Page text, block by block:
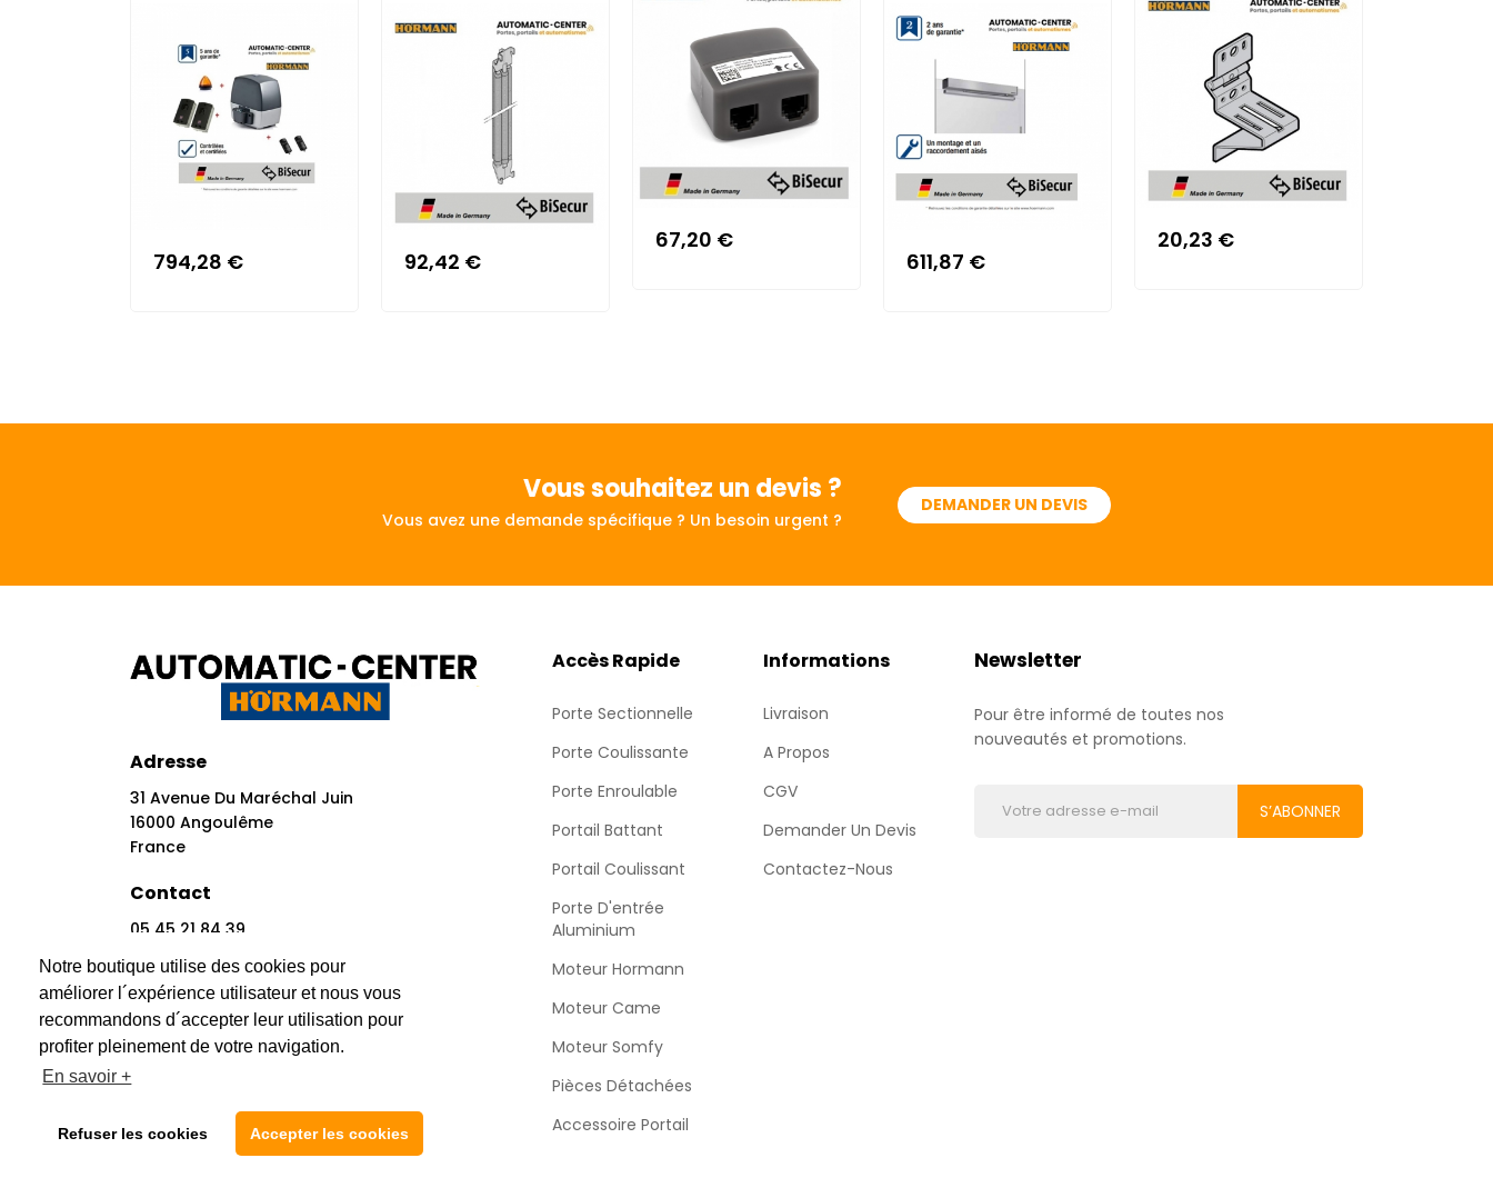
Notre boutique utilise des cookies pour
améliorer l´expérience utilisateur et nous vous
recommandons d´accepter leur utilisation pour
profiter pleinement de votre navigation.
En savoir +
Refuser les cookies Accepter les cookies
794,28 € 92,42 €
67,20 €
611,87 €
20,23 €
Vous souhaitez un devis ?
Vous avez une demande spécifique ? Un besoin urgent ?
DEMANDER UN DEVIS
Adresse
31 Avenue Du Maréchal Juin
16000 Angoulême
France
Contact
05 45 21 84 39
Réseaux Sociaux
Accès Rapide
Porte Sectionnelle
Porte Coulissante
Porte Enroulable
Portail Battant
Portail Coulissant
Porte D'entrée
Aluminium
Moteur Hormann
Moteur Came
Moteur Somfy
Pièces Détachées
Accessoire Portail
Informations
Livraison
A Propos
CGV
Demander Un Devis
Contactez-Nous
Newsletter
Pour être informé de toutes nos
nouveautés et promotions.